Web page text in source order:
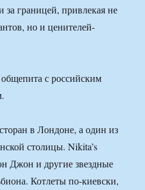
за границей, привлекая не
но и ценителей-
с российским
в Лондоне, а один из
столицы. Nikita’s
Джон и другие звездные
Котлеты по-киевски,